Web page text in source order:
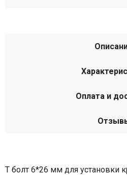
Оплата и
Т болт 6*26 мм для установки